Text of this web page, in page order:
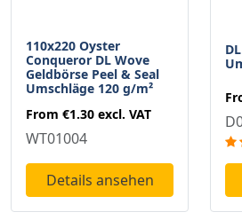
110x220 Oyster
Conqueror DL Wove
Geldbörse Peel & Seal
Umschläge 120 g/m²
From €1.30 excl. VAT
WT01004
Details ansehen